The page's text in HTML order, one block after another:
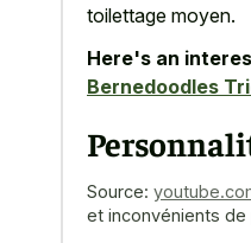
toilettage moyen.
Here's an
Bernedoodles
Source:
et inconvénients